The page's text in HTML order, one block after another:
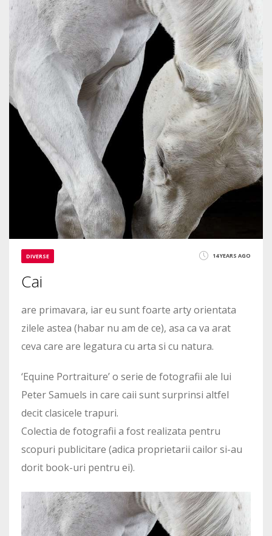
2220
DIVERSE 14 YEARS AGO
Cai
are primavara, iar eu sunt foarte arty orientata
zilele astea (habar nu am de ce), asa ca va arat
ceva care are legatura cu arta si cu natura.
‘Equine Portraiture’ o serie de fotografii ale lui
Peter Samuels in care caii sunt surprinsi altfel
decit clasicele trapuri.
Colectia de fotografii a fost realizata pentru
scopuri publicitare (adica proprietarii cailor si-au
dorit book-uri pentru ei).